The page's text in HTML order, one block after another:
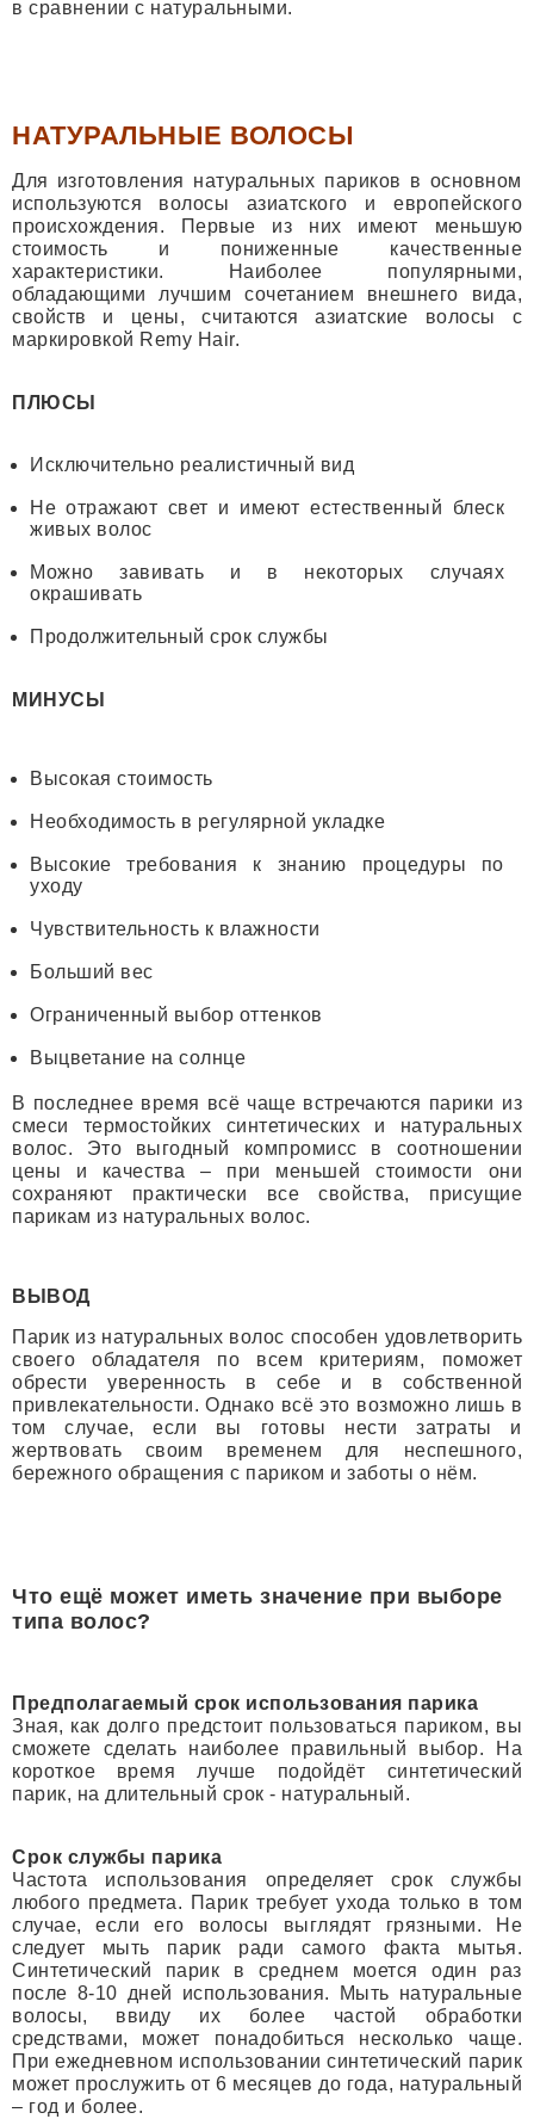
в сравнении с натуральными.
НАТУРАЛЬНЫЕ ВОЛОСЫ
Для изготовления натуральных париков в основном
используются волосы азиатского и европейского
происхождения. Первые из них имеют меньшую
стоимость и пониженные качественные
характеристики. Наиболее популярными,
обладающими лучшим сочетанием внешнего вида,
свойств и цены, считаются азиатские волосы с
маркировкой Remy Hair.
ПЛЮСЫ
Исключительно реалистичный вид
Не отражают свет и имеют естественный блеск
живых волос
Можно завивать и в некоторых случаях
окрашивать
Продолжительный срок службы
МИНУСЫ
Высокая стоимость
Необходимость в регулярной укладке
Высокие требования к знанию процедуры по
уходу
Чувствительность к влажности
Больший вес
Ограниченный выбор оттенков
Выцветание на солнце
В последнее время всё чаще встречаются парики из
смеси термостойких синтетических и натуральных
волос. Это выгодный компромисс в соотношении
цены и качества – при меньшей стоимости они
сохраняют практически все свойства, присущие
парикам из натуральных волос.
ВЫВОД
Парик из натуральных волос способен удовлетворить
своего обладателя по всем критериям, поможет
обрести уверенность в себе и в собственной
привлекательности. Однако всё это возможно лишь в
том случае, если вы готовы нести затраты и
жертвовать своим временем для неспешного,
бережного обращения с париком и заботы о нём.
Что ещё может иметь значение при выборе
типа волос?
Предполагаемый срок использования парика
Зная, как долго предстоит пользоваться париком, вы
сможете сделать наиболее правильный выбор. На
короткое время лучше подойдёт синтетический
парик, на длительный срок - натуральный.
Срок службы парика
Частота использования определяет срок службы
любого предмета. Парик требует ухода только в том
случае, если его волосы выглядят грязными. Не
следует мыть парик ради самого факта мытья.
Синтетический парик в среднем моется один раз
после 8-10 дней использования. Мыть натуральные
волосы, ввиду их более частой обработки
средствами, может понадобиться несколько чаще.
При ежедневном использовании синтетический парик
может прослужить от 6 месяцев до года, натуральный
– год и более.